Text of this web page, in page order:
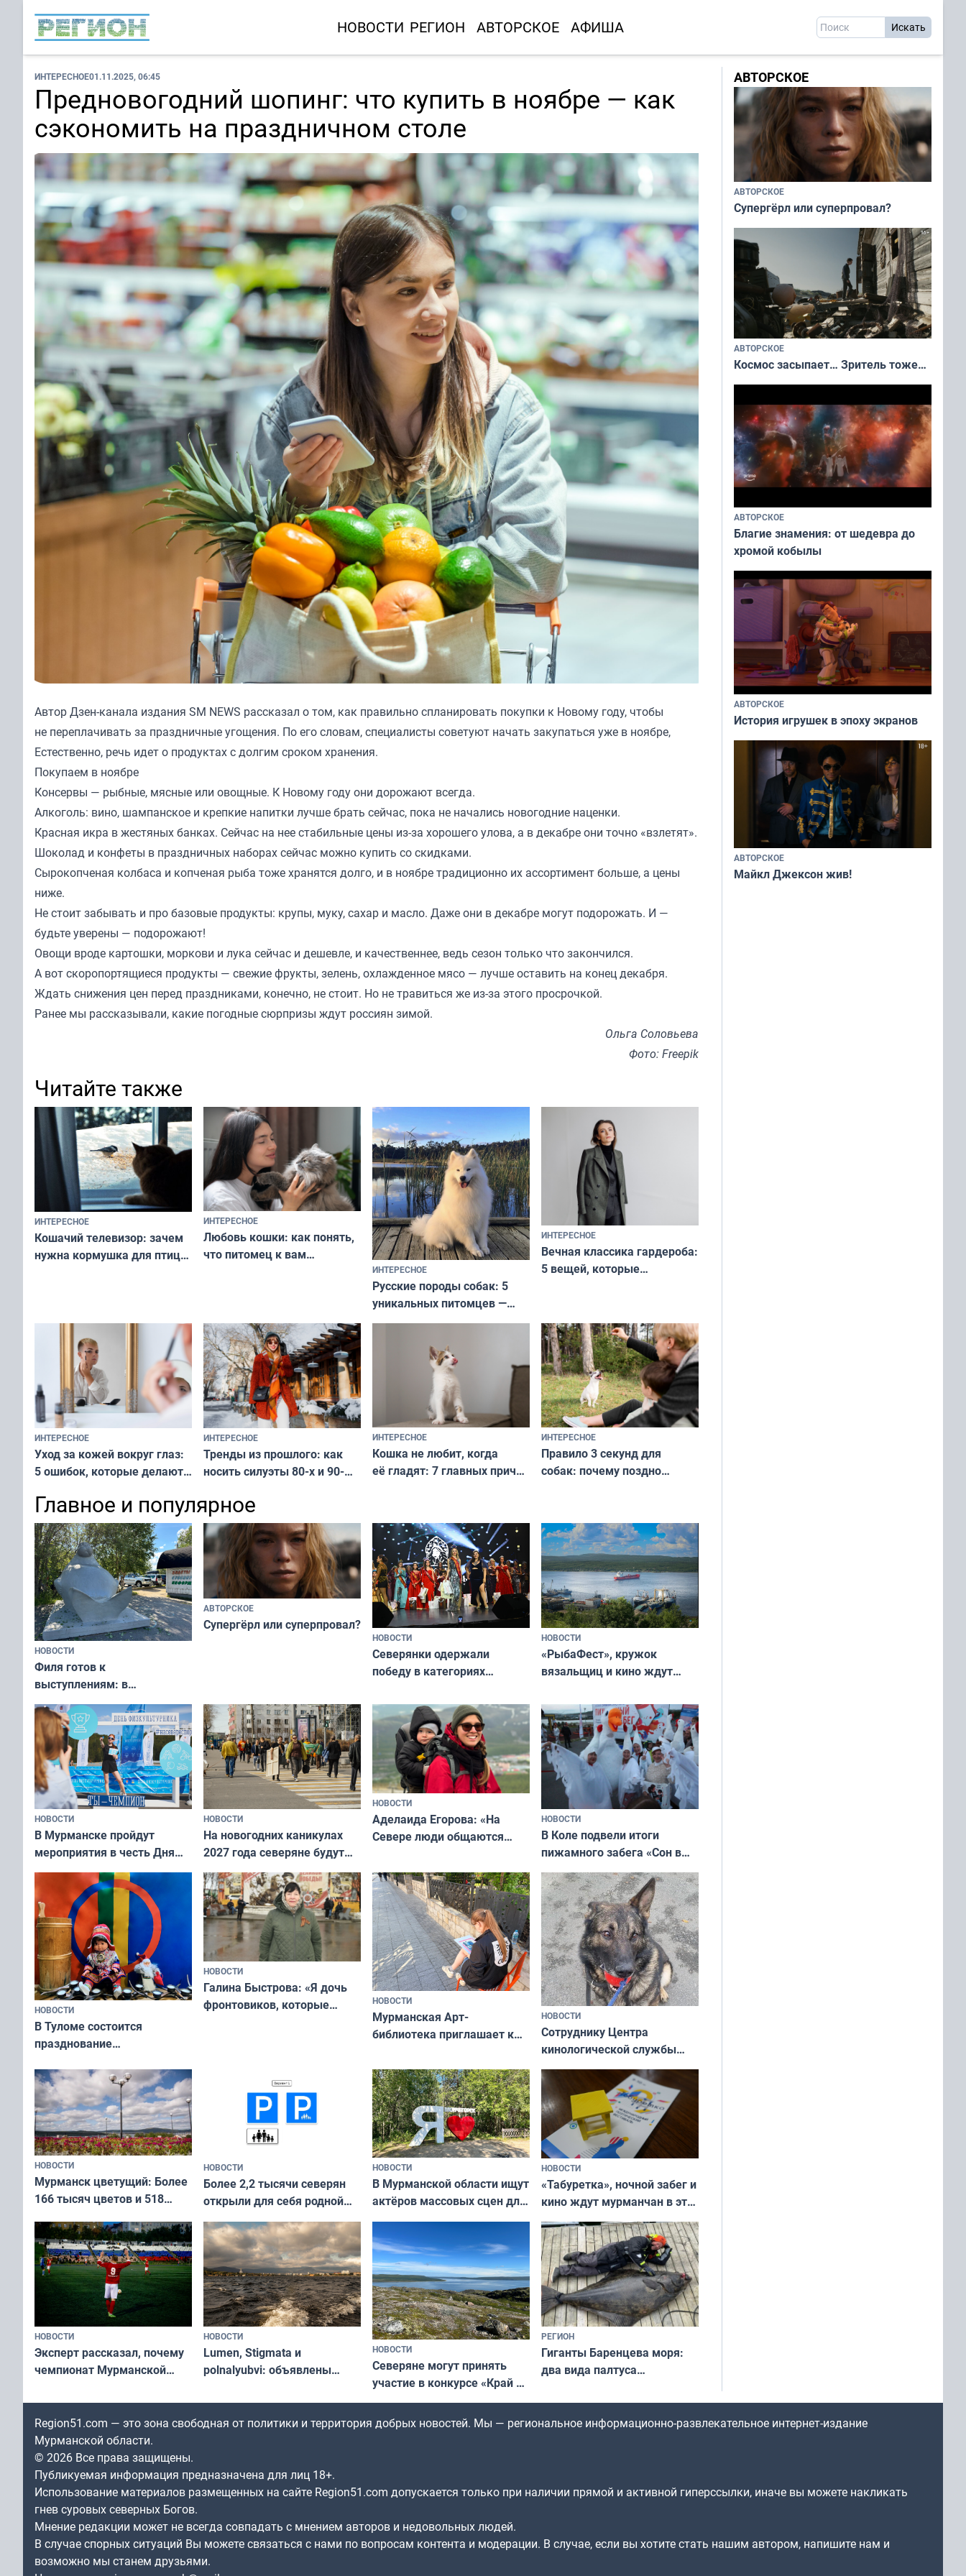
НОВОСТИ РЕГИОН АВТОРСКОЕ АФИША
ИНТЕРЕСНОЕ01.11.2025, 06:45
Предновогодний шопинг: что купить в ноябре — как
сэкономить на праздничном столе
Автор Дзен-канала издания SM NEWS рассказал о том, как правильно спланировать покупки к Новому году, чтобы
не переплачивать за праздничные угощения. По его словам, специалисты советуют начать закупаться уже в ноябре,
Естественно, речь идет о продуктах с долгим сроком хранения.
Покупаем в ноябре
Консервы — рыбные, мясные или овощные. К Новому году они дорожают всегда.
Алкоголь: вино, шампанское и крепкие напитки лучше брать сейчас, пока не начались новогодние наценки.
Красная икра в жестяных банках. Сейчас на нее стабильные цены из-за хорошего улова, а в декабре они точно «взлетят».
Шоколад и конфеты в праздничных наборах сейчас можно купить со скидками.
Сырокопченая колбаса и копченая рыба тоже хранятся долго, и в ноябре традиционно их ассортимент больше, а цены
ниже.
Не стоит забывать и про базовые продукты: крупы, муку, сахар и масло. Даже они в декабре могут подорожать. И —
будьте уверены — подорожают!
Овощи вроде картошки, моркови и лука сейчас и дешевле, и качественнее, ведь сезон только что закончился.
А вот скоропортящиеся продукты — свежие фрукты, зелень, охлажденное мясо — лучше оставить на конец декабря.
Ждать снижения цен перед праздниками, конечно, не стоит. Но не травиться же из-за этого просрочкой.
Ранее мы рассказывали, какие погодные сюрпризы ждут россиян зимой.
Ольга Соловьева
Фото: Freepik
Читайте также
ИНТЕРЕСНОЕ
Кошачий телевизор: зачем
нужна кормушка для птиц
ИНТЕРЕСНОЕ
Любовь кошки: как понять,
что питомец к вам
ИНТЕРЕСНОЕ
Русские породы собак: 5
уникальных питомцев —
национальные сокровища
и характером
ИНТЕРЕСНОЕ
Вечная классика гардероба:
5 вещей, которые
и актуально в любой сезон
ИНТЕРЕСНОЕ
Уход за кожей вокруг глаз:
5 ошибок, которые делают
и вернуть свежий взгляд
без дорогих средств
ИНТЕРЕСНОЕ
Тренды из прошлого: как
носить силуэты 80-х и 90-
современно и стильно без
переплат
ИНТЕРЕСНОЕ
Кошка не любит, когда
её гладят: 7 главных причин
независимому питомцу
ИНТЕРЕСНОЕ
Правило 3 секунд для
собак: почему поздно
питомцу всё сразу и без
криков
Главное и популярное
НОВОСТИ
Филя готов к
выступлениям: в
мурманском океанариуме
рассказали о состоянии
тюленей
АВТОРСКОЕ
Супергёрл или суперпровал?
НОВОСТИ
Северянки одержали
победу в категориях
«Мисс и Миссис Великая
Русь»
НОВОСТИ
«РыбаФест», кружок
вязальщиц и кино ждут
НОВОСТИ
В Мурманске пройдут
мероприятия в честь Дня
физкультурника
НОВОСТИ
На новогодних каникулах
2027 года северяне будут
отдыхать 11 дней
НОВОСТИ
Аделаида Егорова: «На
Севере люди общаются
а потому что
ты им интересен»
НОВОСТИ
В Коле подвели итоги
пижамного забега «Сон в
Олимпийскую ночь»
НОВОСТИ
В Туломе состоится
празднование
коренных народов мира
НОВОСТИ
Галина Быстрова: «Я дочь
фронтовиков, которые
НОВОСТИ
Мурманская Арт-
библиотека приглашает к
и фотографов
НОВОСТИ
Сотруднику Центра
кинологической службы
ищут новый дом
НОВОСТИ
Мурманск цветущий: Более
166 тысяч цветов и 518
НОВОСТИ
Более 2,2 тысячи северян
открыли для себя родной
край в рамках проекта
«Туризм для своих»
НОВОСТИ
В Мурманской области ищут
актёров массовых сцен для
съёмок в
короткометражном фильме
НОВОСТИ
«Табуретка», ночной забег и
кино ждут мурманчан в эти
выходные
НОВОСТИ
Эксперт рассказал, почему
чемпионат Мурманской
незамеченным
НОВОСТИ
Lumen, Stigmata и
polnalyubvi: объявлены
«Имандра» в 2026 года
НОВОСТИ
Северяне могут принять
участие в конкурсе «Край у
северной границы: фотогид
по Печенгскому округу»
РЕГИОН
Гиганты Баренцева моря:
два вида палтуса
АВТОРСКОЕ
АВТОРСКОЕ
Супергёрл или суперпровал?
АВТОРСКОЕ
Космос засыпает… Зритель тоже…
АВТОРСКОЕ
Благие знамения: от шедевра до
хромой кобылы
АВТОРСКОЕ
История игрушек в эпоху экранов
АВТОРСКОЕ
Майкл Джексон жив!
Region51.com — это зона свободная от политики и территория добрых новостей. Мы — региональное информационно-развлекательное интернет-издание
Мурманской области.
© 2026 Все права защищены.
Публикуемая информация предназначена для лиц 18+.
Использование материалов размещенных на сайте Region51.com допускается только при наличии прямой и активной гиперссылки, иначе вы можете накликать
гнев суровых северных Богов.
Мнение редакции может не всегда совпадать с мнением авторов и недовольных людей.
В случае спорных ситуаций Вы можете связаться с нами по вопросам контента и модерации. В случае, если вы хотите стать нашим автором, напишите нам и
возможно мы станем друзьями.